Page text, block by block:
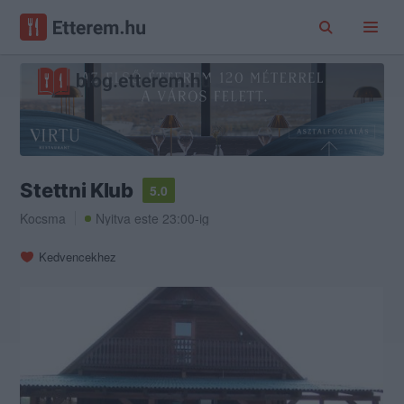
Stettni Klub
5.0
Kocsma
Nyitva este 23:00-ig
Kedvencekhez